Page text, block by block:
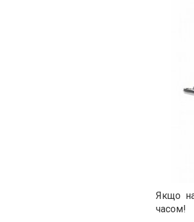
Якщо
часом!